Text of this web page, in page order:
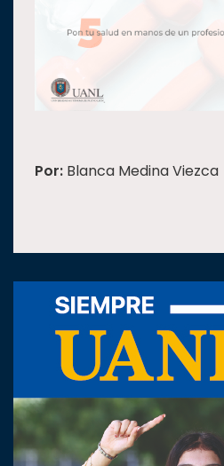
Por: Blanca Medina Viezca